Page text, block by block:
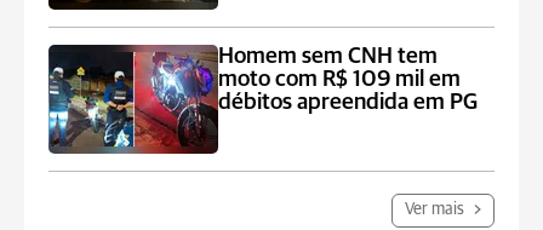
Homem sem CNH tem
moto com R$ 109 mil em
débitos apreendida em PG
Ver mais